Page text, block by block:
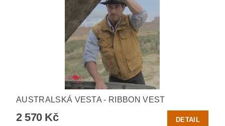
AUSTRALSKÁ VESTA - RIBBON VEST
2 570 Kč DETAIL